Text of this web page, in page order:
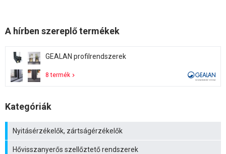
A hírben szereplő termékek
GEALAN profilrendszerek
8 termék
Kategóriák
Nyitásérzékelők, zártságérzékelők
Hővisszanyerős szellőztető rendszerek